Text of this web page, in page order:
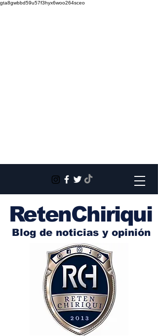
gta8gwbbd59u57f3hyx6woo264sceo
RetenChiriqui
Blog de noticias y opinión